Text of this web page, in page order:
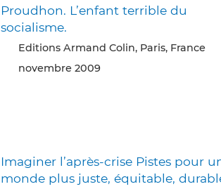
Proudhon. L’enfant terrible du
socialisme.
Editions Armand Colin, Paris, France
novembre 2009
Imaginer l’après-crise Pistes pour
monde plus juste, équitable,